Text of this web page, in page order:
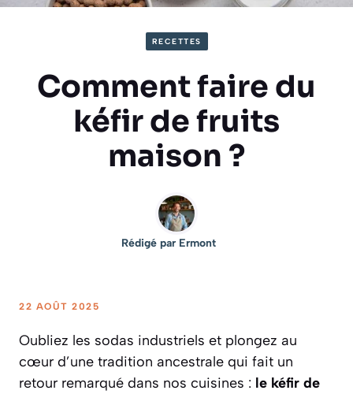
RECETTES
Comment faire du
kéfir de fruits
maison ?
Rédigé par Ermont
22 AOÛT 2025
Oubliez les sodas industriels et plongez au
cœur d’une tradition ancestrale qui fait un
retour remarqué dans nos cuisines : le kéfir de